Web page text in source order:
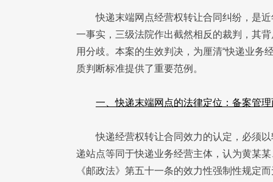
快递末端网点经营权转让合同纠纷，是
一事实，三级法院作出截然相反的裁判，其
用分歧。本案的生效判决，为厘清“快递业务
质判断标准提供了重要范例。
一、快递末端网点的法律定位：备案管
快递经营权转让合同效力的认定，必须
递站点等同于快递业务经营主体，认为黄某
《邮政法》第五十一条的效力性强制性规定